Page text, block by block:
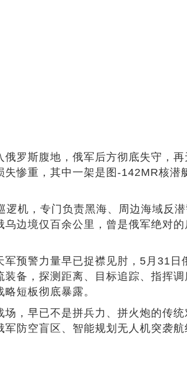
俄罗斯腹地，俄军后方彻底失守，
失惨重，其中一架是图-142MR核
逻机，专门负责黑海、周边海域反
乌边境仅百余公里，曾是俄军绝对
军预警力量早已捉襟见肘，5月31
备，探测距离、目标追踪、指挥
短板彻底暴露。
，早已不是拼兵力、拼火炮的传
防空盲区、智能规划无人机突袭